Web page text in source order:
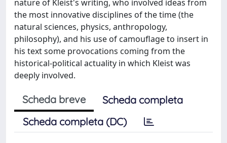
nature of Kleist's writing, who involved ideas from
the most innovative disciplines of the time (the
natural sciences, physics, anthropology,
philosophy), and his use of camouflage to insert in
his text some provocations coming from the
historical-political actuality in which Kleist was
deeply involved.
Scheda breve
Scheda completa
Scheda completa (DC)